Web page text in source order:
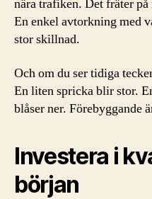
nära trafiken. Det fräter
En enkel avtorkning med
stor skillnad.
Och om du ser tidiga
En liten spricka blir stor.
blåser ner. Förebyggande
Investera i
början